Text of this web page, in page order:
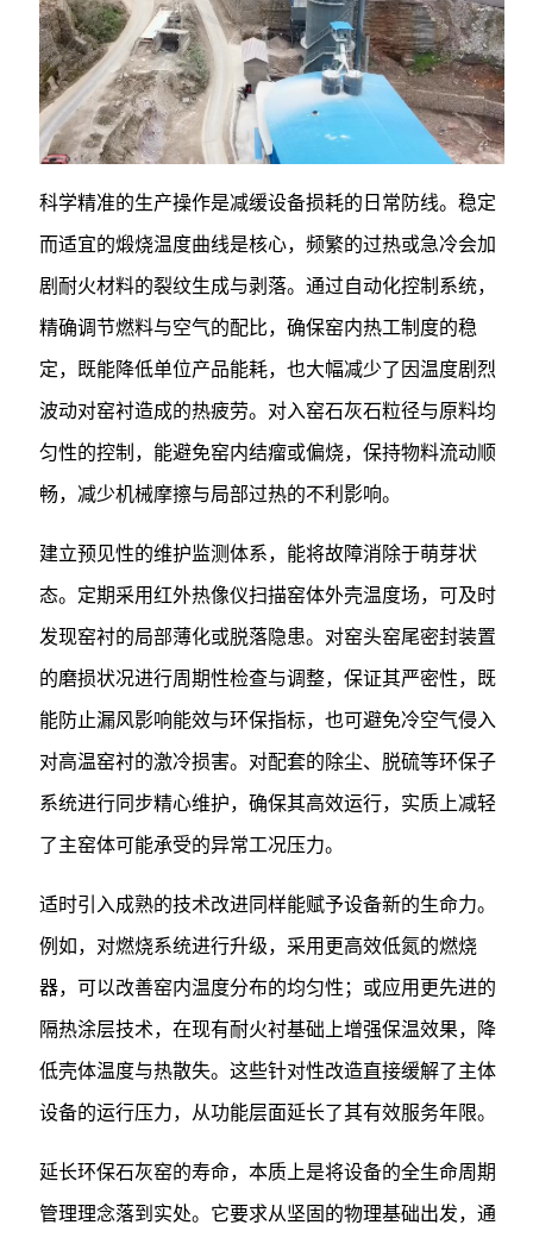
科学精准的生产操作是减缓设备损耗的日常防线。稳定
而适宜的煅烧温度曲线是核心，频繁的过热或急冷会加
剧耐火材料的裂纹生成与剥落。通过自动化控制系统，
精确调节燃料与空气的配比，确保窑内热工制度的稳
定，既能降低单位产品能耗，也大幅减少了因温度剧烈
波动对窑衬造成的热疲劳。对入窑石灰石粒径与原料均
匀性的控制，能避免窑内结瘤或偏烧，保持物料流动顺
畅，减少机械摩擦与局部过热的不利影响。
建立预见性的维护监测体系，能将故障消除于萌芽状
态。定期采用红外热像仪扫描窑体外壳温度场，可及时
发现窑衬的局部薄化或脱落隐患。对窑头窑尾密封装置
的磨损状况进行周期性检查与调整，保证其严密性，既
能防止漏风影响能效与环保指标，也可避免冷空气侵入
对高温窑衬的激冷损害。对配套的除尘、脱硫等环保子
系统进行同步精心维护，确保其高效运行，实质上减轻
了主窑体可能承受的异常工况压力。
适时引入成熟的技术改进同样能赋予设备新的生命力。
例如，对燃烧系统进行升级，采用更高效低氮的燃烧
器，可以改善窑内温度分布的均匀性；或应用更先进的
隔热涂层技术，在现有耐火衬基础上增强保温效果，降
低壳体温度与热散失。这些针对性改造直接缓解了主体
设备的运行压力，从功能层面延长了其有效服务年限。
延长环保石灰窑的寿命，本质上是将设备的全生命周期
管理理念落到实处。它要求从坚固的物理基础出发，通